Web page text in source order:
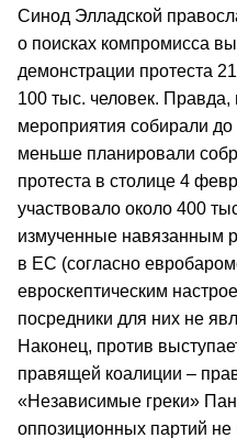
Синод Элладской
о поисках компромисса
демонстрации протеста
100 тыс. человек.
мероприятия собирали
меньше планировали
протеста в столице 4
участвовало около 400
измученные навязанным
в ЕС (согласно
евроскептическим
посредники для них не
Наконец, против
правящей коалиции –
«Независимые греки»
оппозиционных партий